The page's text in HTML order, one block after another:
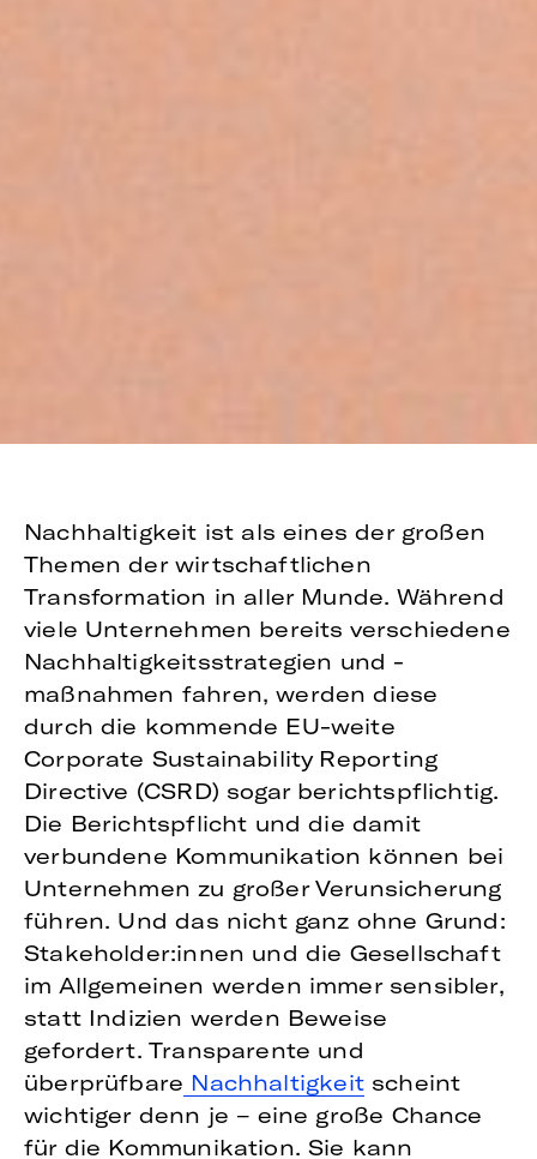
Nachhaltigkeit ist als eines der großen
Themen der wirtschaftlichen
Transformation in aller Munde. Während
viele Unternehmen bereits verschiedene
Nachhaltigkeitsstrategien und -
maßnahmen fahren, werden diese
durch die kommende EU-weite
Corporate Sustainability Reporting
Directive (CSRD) sogar berichtspflichtig.
Die Berichtspflicht und die damit
verbundene Kommunikation können bei
Unternehmen zu großer Verunsicherung
führen. Und das nicht ganz ohne Grund:
Stakeholder:innen und die Gesellschaft
im Allgemeinen werden immer sensibler,
statt Indizien werden Beweise
gefordert. Transparente und
überprüfbare Nachhaltigkeitscheint
wichtiger denn je – eine große Chance
für die Kommunikation. Sie kann